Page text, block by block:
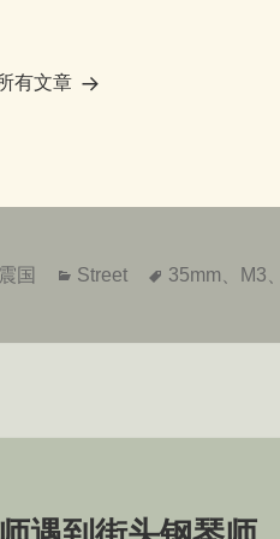
有文章
国
分
Street
标
35mm M3